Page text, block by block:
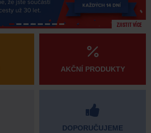
ZJISTIT VÍCE
AKČNÍ PRODUKTY
DOPORUČUJEME